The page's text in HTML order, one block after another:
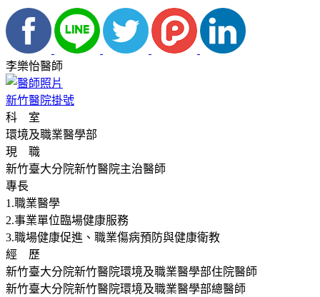
李樂怡醫師
新竹醫院掛號
科 室
環境及職業醫學部
現 職
新竹臺大分院新竹醫院主治醫師
專長
1.職業醫學
2.事業單位臨場健康服務
3.職場健康促進、職業傷病預防與健康衛教
經 歷
新竹臺大分院新竹醫院環境及職業醫學部住院醫師
新竹臺大分院新竹醫院環境及職業醫學部總醫師